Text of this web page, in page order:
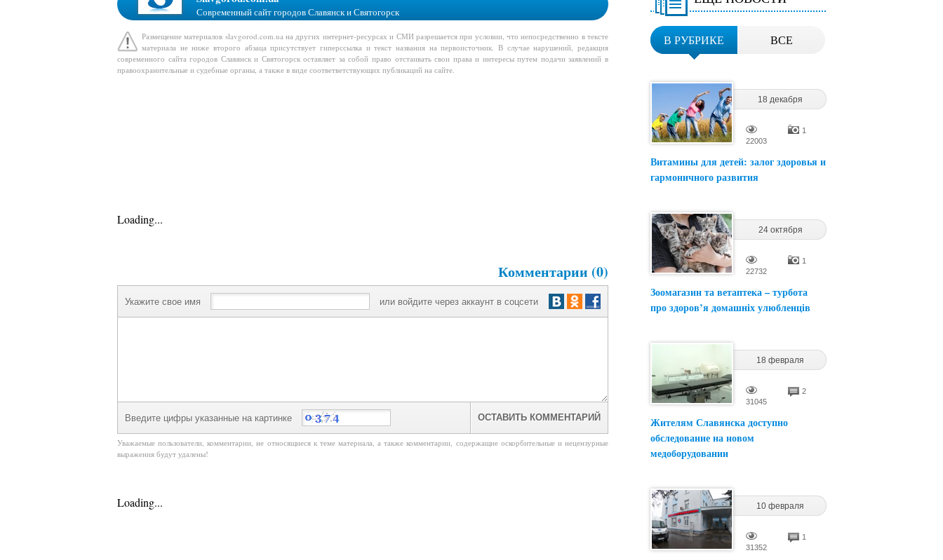
Современный сайт городов Славянск и Святогорск
Размещение материалов slavgorod.com.ua на других интернет-ресурсах и СМИ разрешается при условии, что непосредственно в тексте
материала не ниже второго абзаца присутствует гиперссылка и текст названия на первоисточник. В случае нарушений, редакция
современного сайта городов Славянск и Святогорск оставляет за собой право отстаивать свои права и интересы путем подачи заявлений в
правоохранительные и судебные органы, а также в виде соответветствующих публикаций на сайте.
Loading...
Комментарии (0)
Укажите свое имя или войдите через аккаунт в соцсети
Введите цифры указанные на картинке
Уважаемые пользователи, комментарии, не относящиеся к теме материала, а также комментарии, содержащие оскорбительные и нецензурные
выражения будут удалены!
Loading...
В РУБРИКЕ ВСЕ
18 декабря
2024 17:47
22003
1
Витамины для детей: залог здоровья и
гармоничного развития
24 октября
2024 16:51
22732
1
Зоомагазин та ветаптека – турбота
про здоров’я домашніх улюбленців
18 февраля
2022 15:00
31045
2
Жителям Славянска доступно
обследование на новом
медоборудовании
10 февраля
2022 10:44
31352
1